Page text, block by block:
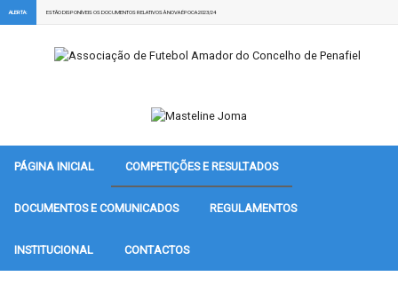
ALERTA: ESTÃO DISPONÍVEIS OS DOCUMENTOS RELATIVOS À NOVA ÉPOCA 2023/24
PÁGINA INICIAL COMPETIÇÕES E RESULTADOS
DOCUMENTOS E COMUNICADOS REGULAMENTOS
INSTITUCIONAL CONTACTOS